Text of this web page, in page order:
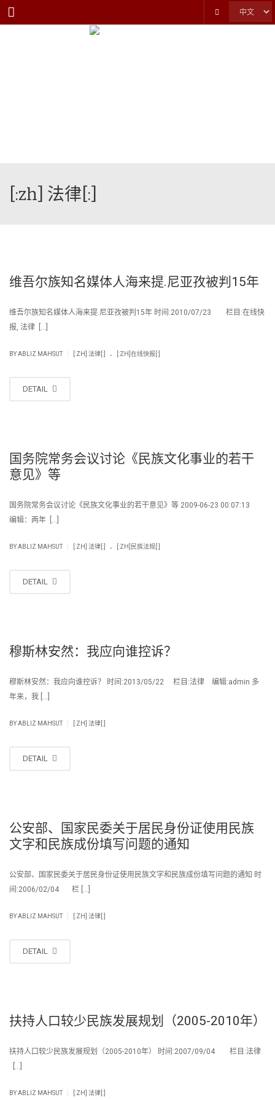
Menu
[:zh] 法律[:]
维吾尔族知名媒体人海来提.尼亚孜被判15年
维吾尔族知名媒体人海来提.尼亚孜被判15年 时间:2010/07/23 栏目:在线快
报, 法律 […]
BYABLIZ MAHSUT [:ZH] 法律[:] . [:ZH]在线快报[:]
DETAIL
国务院常务会议讨论《民族文化事业的若干
意见》等
国务院常务会议讨论《民族文化事业的若干意见》等 2009-06-23 00:07:13
编辑：两年 […]
BYABLIZ MAHSUT [:ZH] 法律[:] . [:ZH]民族法规[:]
DETAIL
穆斯林安然：我应向谁控诉？
穆斯林安然：我应向谁控诉？ 时间:2013/05/22 栏目:法律 编辑:admin 多
年来，我 […]
BYABLIZ MAHSUT [:ZH] 法律[:]
DETAIL
公安部、国家民委关于居民身份证使用民族
文字和民族成份填写问题的通知
公安部、国家民委关于居民身份证使用民族文字和民族成份填写问题的通知 时
间:2006/02/04 栏 […]
BYABLIZ MAHSUT [:ZH] 法律[:]
DETAIL
扶持人口较少民族发展规划（2005-2010年）
扶持人口较少民族发展规划（2005-2010年） 时间:2007/09/04 栏目:法律
[…]
BYABLIZ MAHSUT [:ZH] 法律[:]